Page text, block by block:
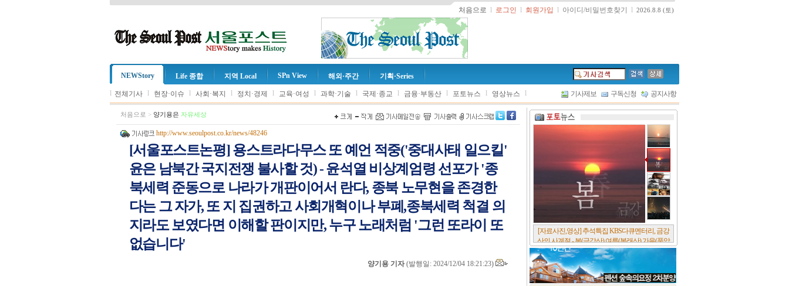
처음으로 l 로그인 l 회원가입 l 아이디/비밀번호찾기 l 2026.8.8 (토)
NEWStory Life 종합 지역 Local SPn View 해외·주간 기획·Series
l 전체기사 l 현장·이슈 l 사회·복지 l 정치·경제 l 교육·여성 l 과학·기술 l 국제·종교 l 금융·부동산 l 포토뉴스 l 영상뉴스 l 기사제보 구독신청 공지사항
처음으로 > 양기용은 자유세상
http://www.seoulpost.co.kr/news/48246
[서울포스트논평] 용스트라다무스 또 예언 적중('중대사태 일으킬'
윤은 남북간 국지전쟁 불사할 것) - 윤석열 비상계엄령 선포가 '종
북세력 준동으로 나라가 개판이어서 란다, 종북 노무현을 존경한
다는 그 자가, 또 지 집권하고 사회개혁이나 부폐,종북세력 척결 의
지라도 보였다면 이해할 판이지만, 누구 노래처럼 '그런 또라이 또
없습니다'
양기용 기자(발행일: 2024/12/04 18:21:23)
[자료사진,영상] 추석특집 KBS다큐멘터리, 금강
산의 사계절 - 봄(금강산),여름(봉래산),가을(풍악
산),겨울(개골산).. 유네스코 는 지난 7월 금강산을
세계유산에 등재